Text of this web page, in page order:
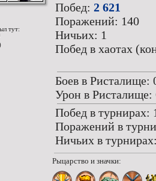
тут:
Побед: 2 621
Поражений: 140
Ничьих: 1
Побед в хаотах
Боев в Ристалище:
Урон в Ристалище:
Побед в турнирах:
Поражений в
Ничьих в
Рыцарство и значки: